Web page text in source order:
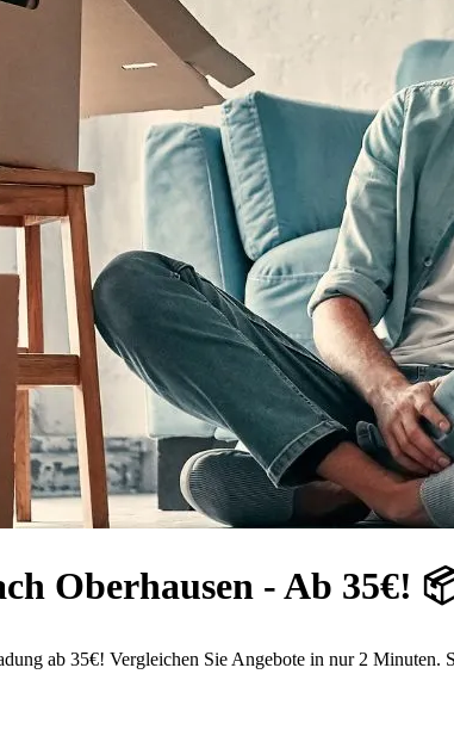
Oberhausen - Ab 35€!
ab 35€! Vergleichen Sie Angebote in nur 2 Minuten.